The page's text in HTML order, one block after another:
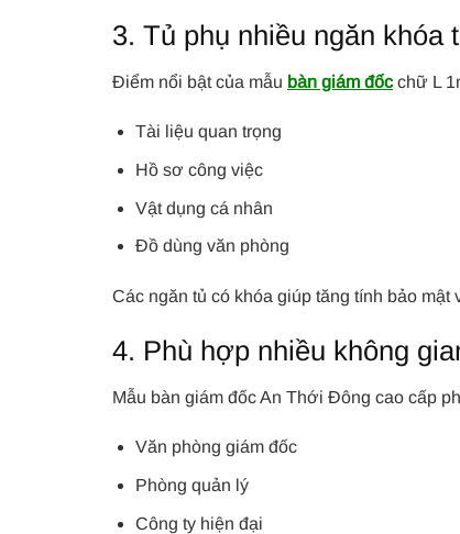
3. Tủ phụ nhiều ngăn khóa
Điểm nổi bật của mẫu bàn giám đốcchữ L
Tài liệu quan trọng
Hồ sơ công việc
Vật dụng cá nhân
Đồ dùng văn phòng
Các ngăn tủ có khóa giúp tăng tính bảo
4. Phù hợp nhiều không
Mẫu bàn giám đốc An Thới Đông cao cấp
Văn phòng giám đốc
Phòng quản lý
Công ty hiện đại